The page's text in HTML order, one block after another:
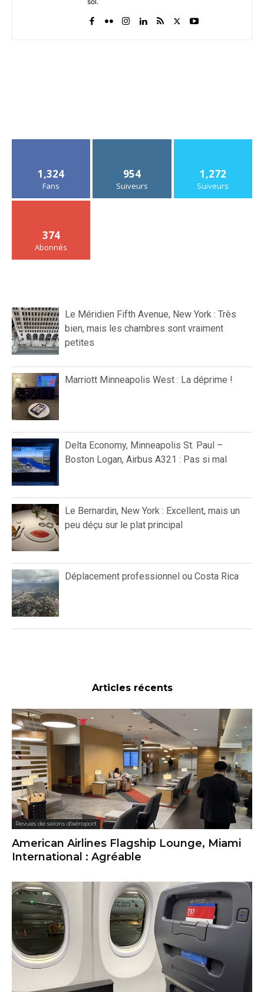
1,324
Fans
954
Suiveurs
1,272
Suiveurs
374
Abonnés
Le Méridien Fifth Avenue, New York : Très
bien, mais les chambres sont vraiment
petites
Marriott Minneapolis West : La déprime !
Delta Economy, Minneapolis St. Paul –
Boston Logan, Airbus A321 : Pas si mal
Le Bernardin, New York : Excellent, mais un
peu déçu sur le plat principal
Déplacement professionnel ou Costa Rica
Articles récents
Revues de salons d'aéroport
American Airlines Flagship Lounge, Miami
International : Agréable